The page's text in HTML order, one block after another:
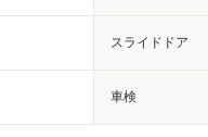
スライドドア
車検